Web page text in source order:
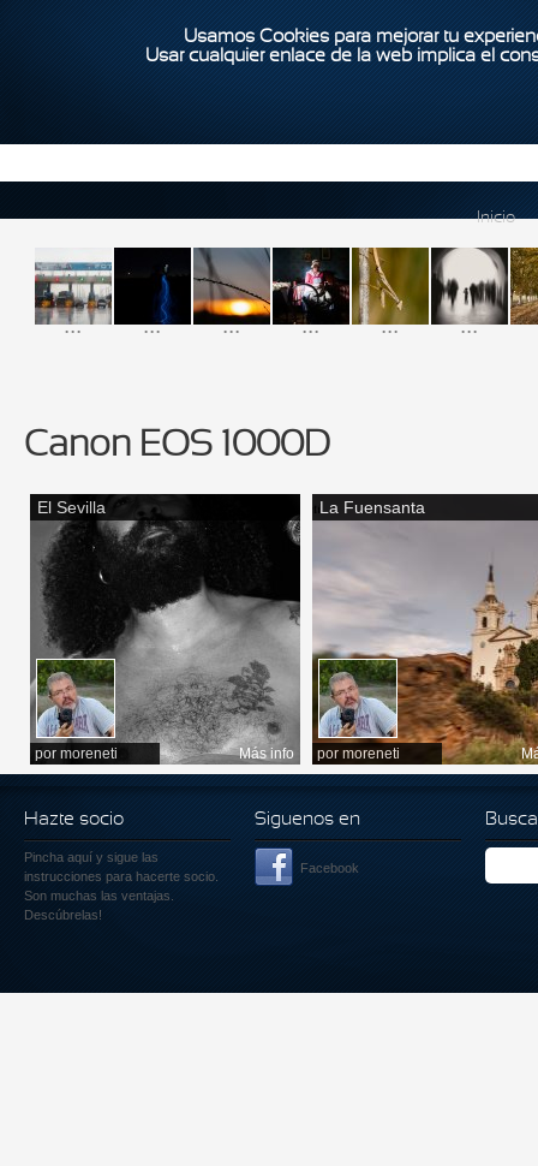
Usamos Cookies para mejorar tu
Usar cualquier enlace de la web implica el
Inicio
... ... ... ... ... ...
Canon EOS 1000D
El Sevilla
por moreneti Más info
La Fuensanta
por moreneti
Hazte socio
Pincha aquí y sigue las
instrucciones para hacerte socio.
Son muchas las ventajas.
Descúbrelas!
Siguenos en
Facebook